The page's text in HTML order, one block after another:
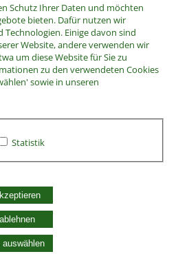
Schutz Ihrer Daten und möchten
bieten. Dafür nutzen wir
Einige davon sind
Website, andere verwenden wir
um diese Website für Sie zu
zu den verwendeten Cookies
sowie in unseren
Statistik
auswählen